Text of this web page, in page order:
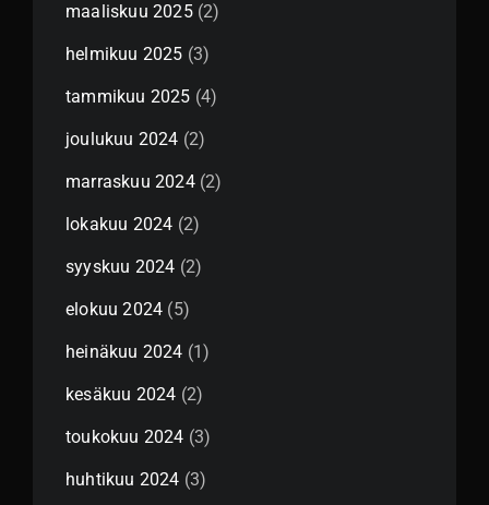
maaliskuu 2025(2)
helmikuu 2025 (3)
tammikuu 2025 (4)
joulukuu 2024 (2)
marraskuu 2024(2)
lokakuu 2024 (2)
syyskuu 2024 (2)
elokuu 2024 (5)
heinäkuu 2024 (1)
kesäkuu 2024 (2)
toukokuu 2024 (3)
huhtikuu 2024 (3)